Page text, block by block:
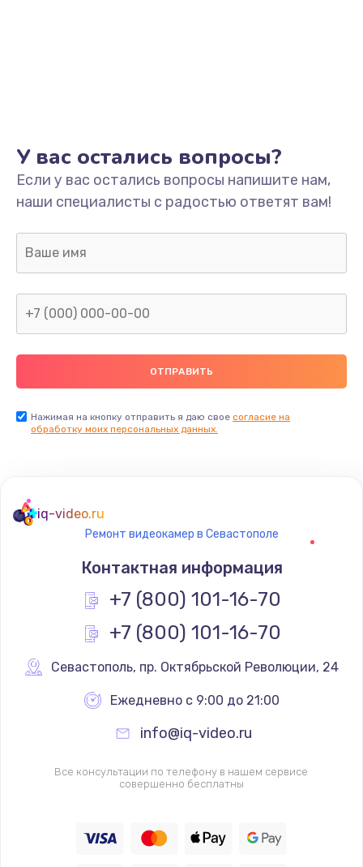
У вас остались вопросы?
Если у вас остались вопросы напишите нам,
наши специалисты с радостью ответят вам!
Нажимая на кнопку отправить я даю свое согласие на
обработку моих персональных данных.
iq-video.ru
Ремонт видеокамер в Севастополе
Контактная информация
+7 (800) 101-16-70
+7 (800) 101-16-70
Севастополь, пр. Октябрьской Революции, 24
Ежедневно с 9:00 до 21:00
info@iq-video.ru
Все консультации по телефону в нашем сервисе
совершенно бесплатны